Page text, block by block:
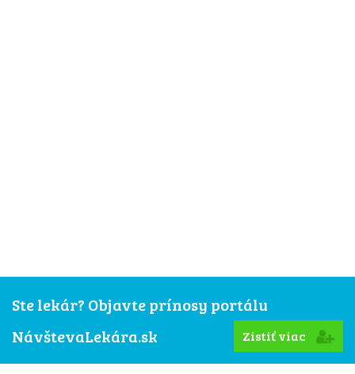
Ste lekár? Objavte prínosy portálu
NávštevaLekára.sk
Zistiť viac